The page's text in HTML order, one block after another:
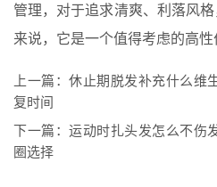
管理，对于追求清爽、利落风
来说，它是一个值得考虑的高性
上一篇： 休止期脱发补充什么维
复时间
下一篇： 运动时扎头发怎么不伤
圈选择